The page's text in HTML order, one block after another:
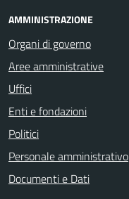
AMMINISTRAZIONE
Organi di governo
Aree amministrative
Uffici
Enti e fondazioni
Politici
Personale amministrativo
Documenti e Dati